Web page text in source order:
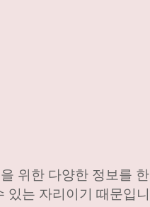
위한 다양한 정보를
있는 자리이기 때문입